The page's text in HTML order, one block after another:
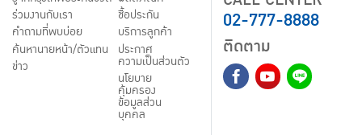
ร่วมงานกับเรา
คำถามที่พบบ่อย
ค้นหานายหน้า/ตัวแทน
ข่าว
ชื้อประกัน
บริการลูกค้า
ประกาศ
ความเป็นส่วนตัว
นโยบาย
คุ้มครอง
ข้อมูลส่วน
บุคคล
02-777-8888
ติดตาม